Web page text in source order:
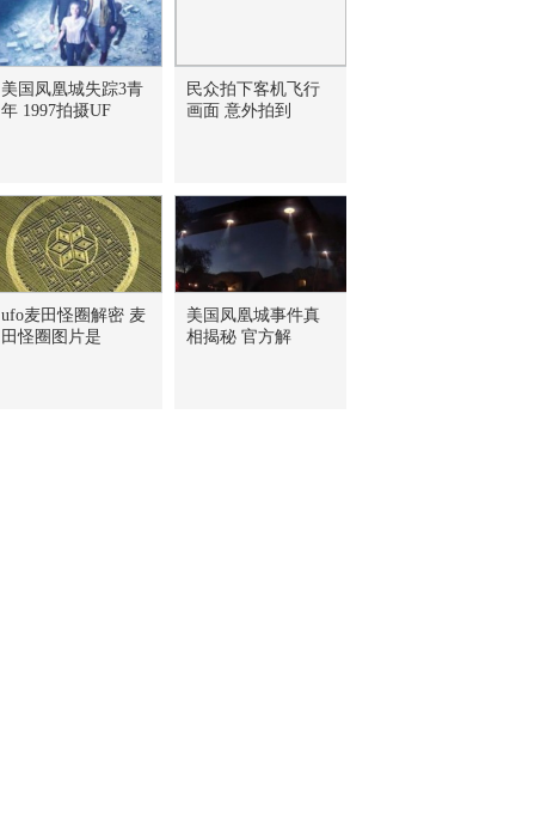
美国凤凰城失踪3青
年 1997拍摄UF
民众拍下客机飞行
画面 意外拍到
ufo麦田怪圈解密 麦
田怪圈图片是
美国凤凰城事件真
相揭秘 官方解